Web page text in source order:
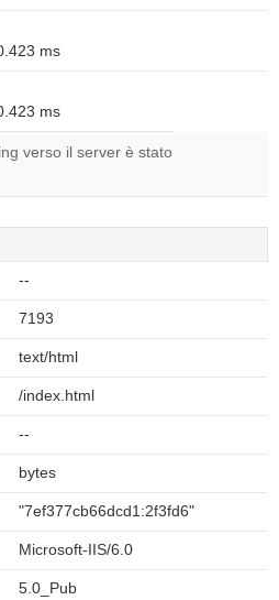
ms
ms
verso il server è stato
--
7193
text/html
/index.html
--
bytes
"7ef377cb66dcd1:2f3fd6"
Microsoft-IIS/6.0
5.0_Pub